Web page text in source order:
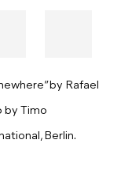
by Rafael
by Timo
Berlin.